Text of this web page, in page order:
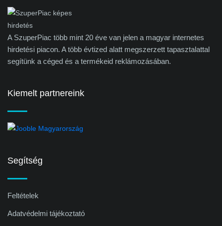
A SzuperPiac több mint 20 éve van jelen a magyar internetes
hirdetési piacon. A több évtized alatt megszerzett tapasztalattal
segítünk a céged és a termékeid reklámozásában.
Kiemelt partnereink
Segítség
Feltételek
Adatvédelmi tájékoztató